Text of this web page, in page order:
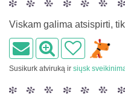
Viskam galima atsispirti,
Susikurk atviruką ir siųsk